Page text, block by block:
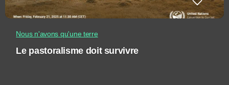
Nous n'avons qu'une terre
Le pastoralisme doit survivre